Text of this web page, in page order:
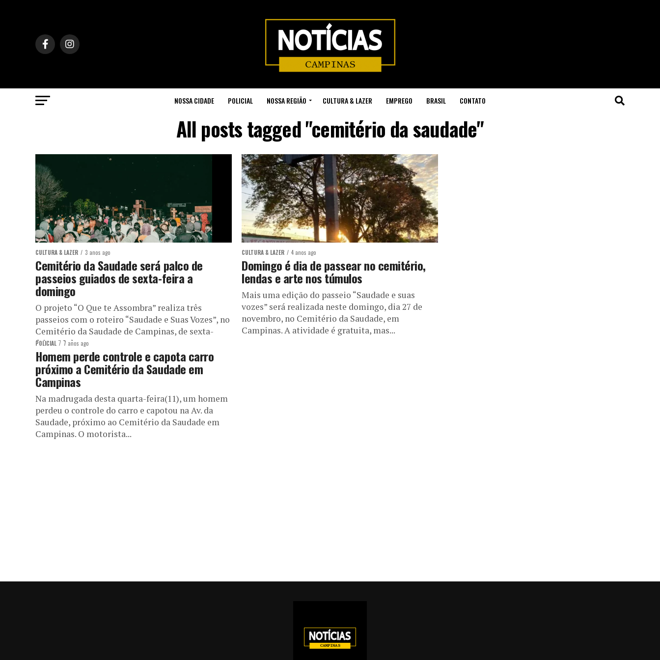
NOSSA CIDADE POLICIAL NOSSA REGIÃO CULTURA & LAZER EMPREGO BRASIL CONTATO
All posts tagged "cemitério da saudade"
CULTURA & LAZER 3 anos ago
Cemitério da Saudade será palco de
passeios guiados de sexta-feira a
domingo
O projeto “O Que te Assombra” realiza três
passeios com o roteiro “Saudade e Suas Vozes”, no
Cemitério da Saudade de Campinas, de sexta-
feira, 28 de...
CULTURA & LAZER 4 anos ago
Domingo é dia de passear no cemitério,
lendas e arte nos túmulos
Mais uma edição do passeio “Saudade e suas
vozes” será realizada neste domingo, dia 27 de
novembro, no Cemitério da Saudade, em
Campinas. A atividade é gratuita, mas...
POLICIAL 7 anos ago
Homem perde controle e capota carro
próximo a Cemitério da Saudade em
Campinas
Na madrugada desta quarta-feira(11), um homem
perdeu o controle do carro e capotou na Av. da
Saudade, próximo ao Cemitério da Saudade em
Campinas. O motorista...